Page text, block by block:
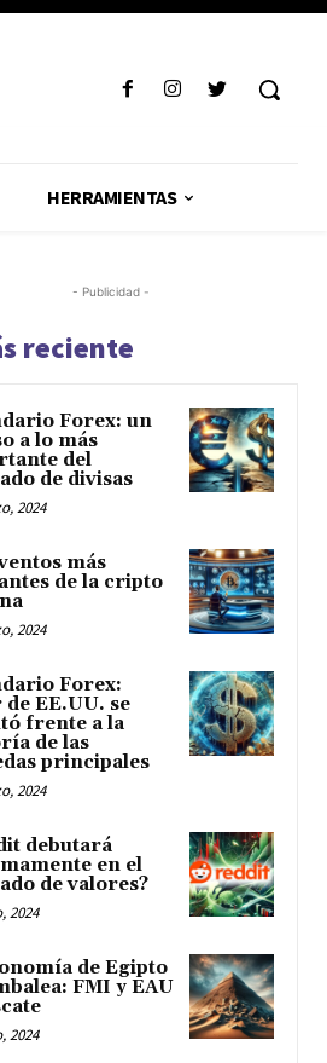
HERRAMIENTAS
- Publicidad -
reciente
Forex: un
a lo más
del
de divisas
2024
más
de la cripto
2024
Forex:
EE.UU. se
frente a la
de las
principales
2024
debutará
en el
de valores?
2024
de Egipto
FMI y EAU
2024